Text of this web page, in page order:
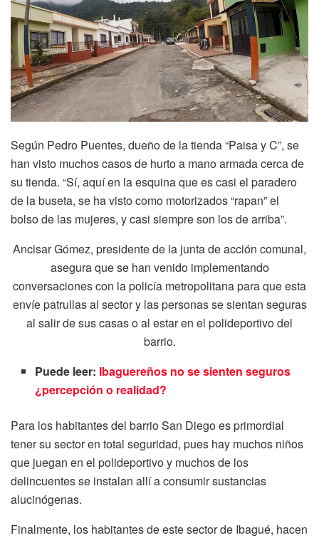
Según Pedro Puentes, dueño de la tienda “Paisa y C”, se
han visto muchos casos de hurto a mano armada cerca de
su tienda. “Sí, aquí en la esquina que es casi el paradero
de la buseta, se ha visto como motorizados “rapan” el
bolso de las mujeres, y casi siempre son los de arriba”.
Ancisar Gómez, presidente de la junta de acción comunal,
asegura que se han venido implementando
conversaciones con la policía metropolitana para que esta
envíe patrullas al sector y las personas se sientan seguras
al salir de sus casas o al estar en el polideportivo del
barrio.
Puede leer: Ibaguereños no se sienten seguros
¿percepción o realidad?
Para los habitantes del barrio San Diego es primordial
tener su sector en total seguridad, pues hay muchos niños
que juegan en el polideportivo y muchos de los
delincuentes se instalan allí a consumir sustancias
alucinógenas.
Finalmente, los habitantes de este sector de Ibagué, hacen